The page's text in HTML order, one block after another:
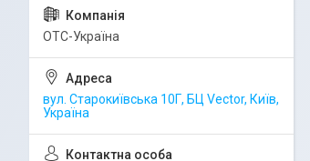
ОТС-Україна
вул. Старокиївська 10Г, БЦ Vector, Київ,
Україна